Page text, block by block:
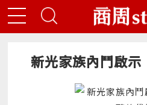
新光家族內鬥啟